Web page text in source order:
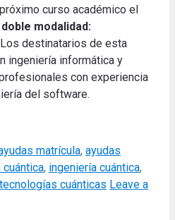
curso académico el
doble modalidad:
destinatarios de esta
ingeniería informática y
con experiencia
del software.
matrícula, ayudas
, ingeniería cuántica,
tecnologías cuánticas Leave a